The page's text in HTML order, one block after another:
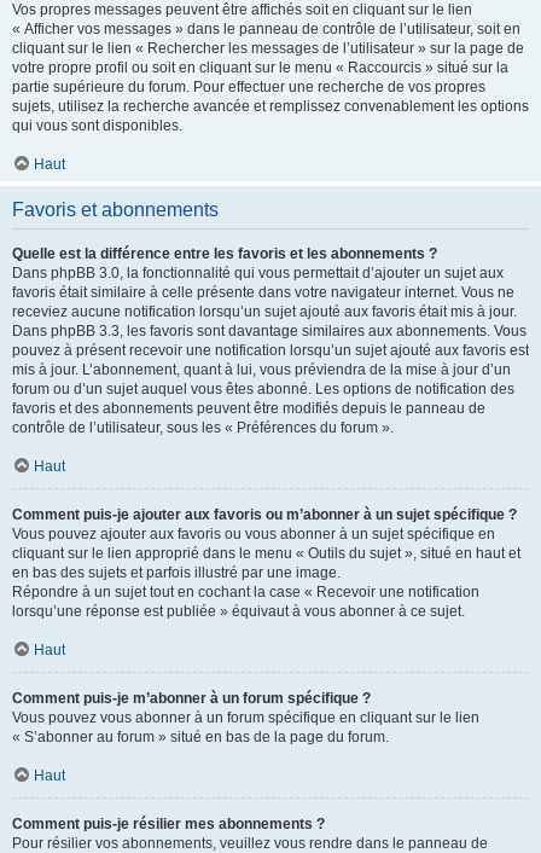
Vos propres messages peuvent être affichés soit en cliquant sur le lien
« Afficher vos messages » dans le panneau de contrôle de l’utilisateur, soit en
cliquant sur le lien « Rechercher les messages de l’utilisateur » sur la page de
votre propre profil ou soit en cliquant sur le menu « Raccourcis » situé sur la
partie supérieure du forum. Pour effectuer une recherche de vos propres
sujets, utilisez la recherche avancée et remplissez convenablement les options
qui vous sont disponibles.
Haut
Favoris et abonnements
Quelle est la différence entre les favoris et les abonnements ?
Dans phpBB 3.0, la fonctionnalité qui vous permettait d’ajouter un sujet aux
favoris était similaire à celle présente dans votre navigateur internet. Vous ne
receviez aucune notification lorsqu’un sujet ajouté aux favoris était mis à jour.
Dans phpBB 3.3, les favoris sont davantage similaires aux abonnements. Vous
pouvez à présent recevoir une notification lorsqu’un sujet ajouté aux favoris est
mis à jour. L’abonnement, quant à lui, vous préviendra de la mise à jour d’un
forum ou d’un sujet auquel vous êtes abonné. Les options de notification des
favoris et des abonnements peuvent être modifiés depuis le panneau de
contrôle de l’utilisateur, sous les « Préférences du forum ».
Haut
Comment puis-je ajouter aux favoris ou m’abonner à un sujet spécifique ?
Vous pouvez ajouter aux favoris ou vous abonner à un sujet spécifique en
cliquant sur le lien approprié dans le menu « Outils du sujet », situé en haut et
en bas des sujets et parfois illustré par une image.
Répondre à un sujet tout en cochant la case « Recevoir une notification
lorsqu’une réponse est publiée » équivaut à vous abonner à ce sujet.
Haut
Comment puis-je m’abonner à un forum spécifique ?
Vous pouvez vous abonner à un forum spécifique en cliquant sur le lien
« S’abonner au forum » situé en bas de la page du forum.
Haut
Comment puis-je résilier mes abonnements ?
Pour résilier vos abonnements, veuillez vous rendre dans le panneau de